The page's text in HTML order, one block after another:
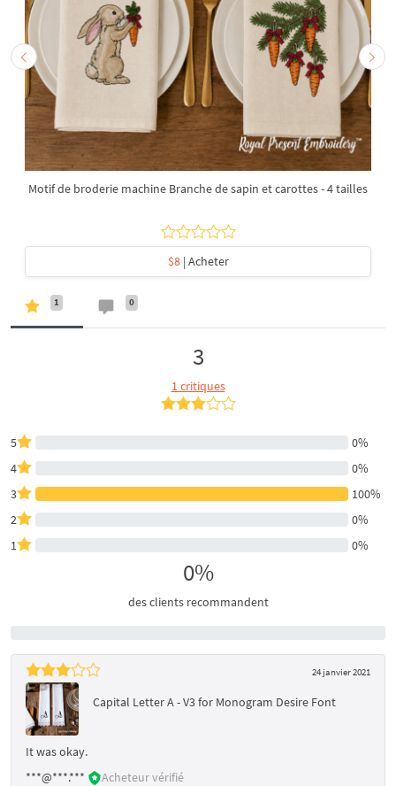
Motif de broderie machine Branche de sapin et carottes - 4 tailles
$8| Acheter
1 0
3
1 critiques
5
0%
4
0%
3
100%
2
0%
1
0%
0%
des clients recommandent
24 janvier 2021
Capital Letter A - V3 for Monogram Desire Font
It was okay.
***@***.***
Acheteur vérifié